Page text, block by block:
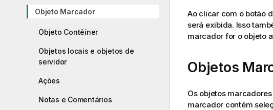
Objeto Marcador
Objeto Contêiner
Objetos locais e objetos de
servidor
Ações
Notas e Comentários
Ao clicar com o botão
será exibida. Isso
marcador for o objeto
Objetos
Os objetos
marcador contém